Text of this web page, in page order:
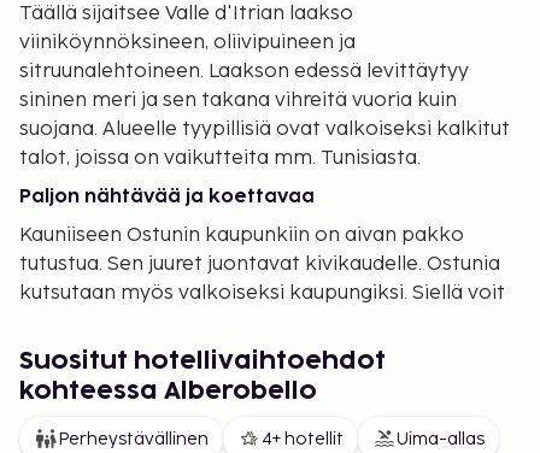
Täällä sijaitsee Valle d'Itrian laakso
viiniköynnöksineen, oliivipuineen ja
sitruunalehtoineen. Laakson edessä levittäytyy
sininen meri ja sen takana vihreitä vuoria kuin
suojana. Alueelle tyypillisiä ovat valkoiseksi kalkitut
talot, joissa on vaikutteita mm. Tunisiasta.
Paljon nähtävää ja koettavaa
Kauniiseen Ostunin kaupunkiin on aivan pakko
tutustua. Sen juuret juontavat kivikaudelle. Ostunia
kutsutaan myös valkoiseksi kaupungiksi. Siellä voit
kauneudesta. Talot on rakennettu kallion päälle,
josta tuli osa taloja. Toinen mielenkiintoinen
vuodelta 1635 peräisin oleva kaupunki on Apulian
Suositut hotellivaihtoehdot
kohteessa Alberobello
Perheystävällinen 4+ hotellit Uima-allas